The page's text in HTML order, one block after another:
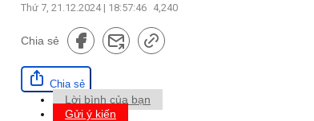
Thứ 7, 21.12.2024 | 18:57:46 4,240
Chia sẻ
Chia sẻ
Lời bình của bạn
Gửi ý kiến